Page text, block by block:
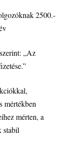
2500.-
„Az
mértékben
mérten, a
stabil